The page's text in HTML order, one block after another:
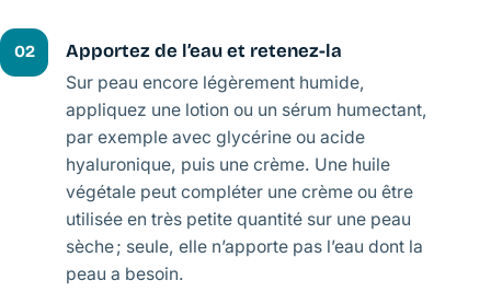
02 Apportez de l’eau et retenez-la
Sur peau encore légèrement humide,
appliquez une lotion ou un sérum humectant,
par exemple avec glycérine ou acide
hyaluronique, puis une crème. Une huile
végétale peut compléter une crème ou être
utilisée en très petite quantité sur une peau
sèche ; seule, elle n’apporte pas l’eau dont la
peau a besoin.